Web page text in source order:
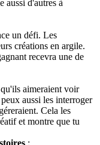
aussi d'autres à
un défi. Les
créations en argile.
recevra une de
aimeraient voir
aussi les interroger
Cela les
et montre que tu